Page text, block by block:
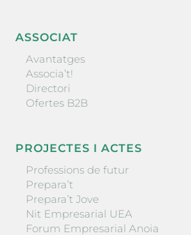
ASSOCIAT
Avantatges
Associa’t!
Directori
Ofertes B2B
PROJECTES I ACTES
Professions de futur
Prepara’t
Prepara’t Jove
Nit Empresarial UEA
Forum Empresarial Anoia